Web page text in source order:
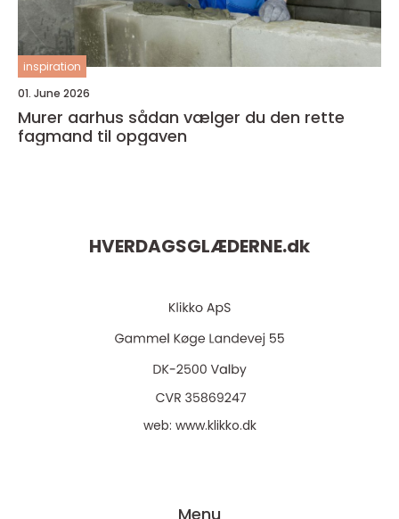
inspiration
01. June 2026
Murer aarhus sådan vælger du den rette
fagmand til opgaven
HVERDAGSGLÆDERNE.dk
web: www.klikko.dk
Menu